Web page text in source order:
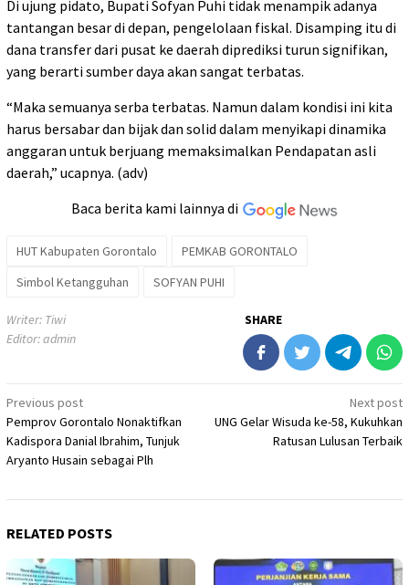
Di ujung pidato, Bupati Sofyan Puhi tidak menampik adanya
tantangan besar di depan, pengelolaan fiskal. Disamping itu di
dana transfer dari pusat ke daerah diprediksi turun signifikan,
yang berarti sumber daya akan sangat terbatas.
“Maka semuanya serba terbatas. Namun dalam kondisi ini kita
harus bersabar dan bijak dan solid dalam menyikapi dinamika
anggaran untuk berjuang memaksimalkan Pendapatan asli
daerah,” ucapnya. (adv)
Baca berita kami lainnya di
HUT Kabupaten Gorontalo
PEMKAB GORONTALO
Simbol Ketangguhan
SOFYAN PUHI
Writer: Tiwi
Editor: admin
SHARE
Post
navigation
Previous post
Pemprov Gorontalo Nonaktifkan
Kadispora Danial Ibrahim, Tunjuk
Aryanto Husain sebagai Plh
Next post
UNG Gelar Wisuda ke-58, Kukuhkan
Ratusan Lulusan Terbaik
RELATED POSTS